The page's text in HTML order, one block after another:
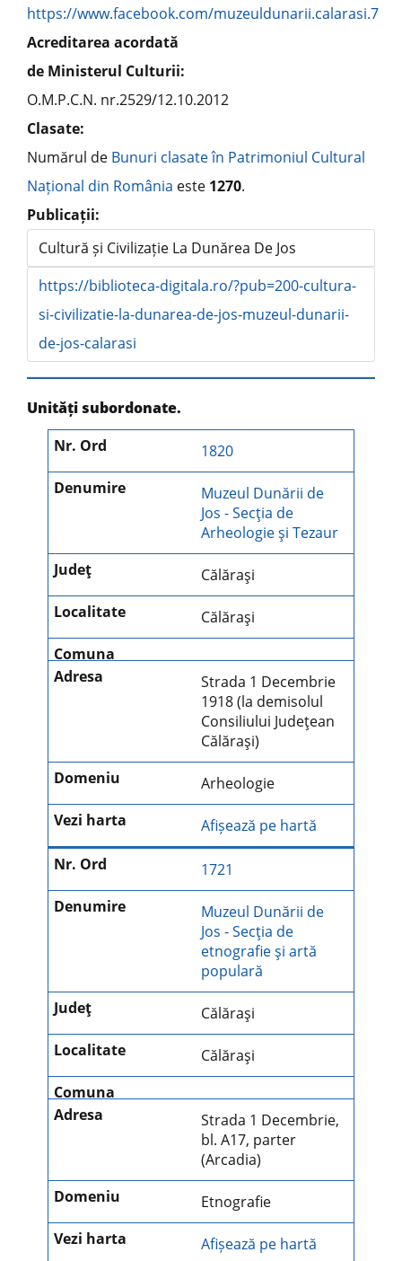
https://www.facebook.com/muzeuldunarii.calarasi.7
Acreditarea acordată
de Ministerul Culturii:
O.M.P.C.N. nr.2529/12.10.2012
Clasate:
Numărul de Bunuri clasate în Patrimoniul Cultural
Național din România este 1270.
Publicații:
Cultură și Civilizație La Dunărea De Jos
https://biblioteca-digitala.ro/?pub=200-cultura-
si-civilizatie-la-dunarea-de-jos-muzeul-dunarii-
de-jos-calarasi
Unități subordonate.
1820
Muzeul Dunării de
Jos - Secţia de
Arheologie şi Tezaur
Călăraşi
Călăraşi
Strada 1 Decembrie
1918 (la demisolul
Consiliului Judeţean
Călăraşi)
Arheologie
Afișează pe hartă
1721
Muzeul Dunării de
Jos - Secţia de
etnografie şi artă
populară
Călăraşi
Călăraşi
Strada 1 Decembrie,
bl. A17, parter
(Arcadia)
Etnografie
Afișează pe hartă